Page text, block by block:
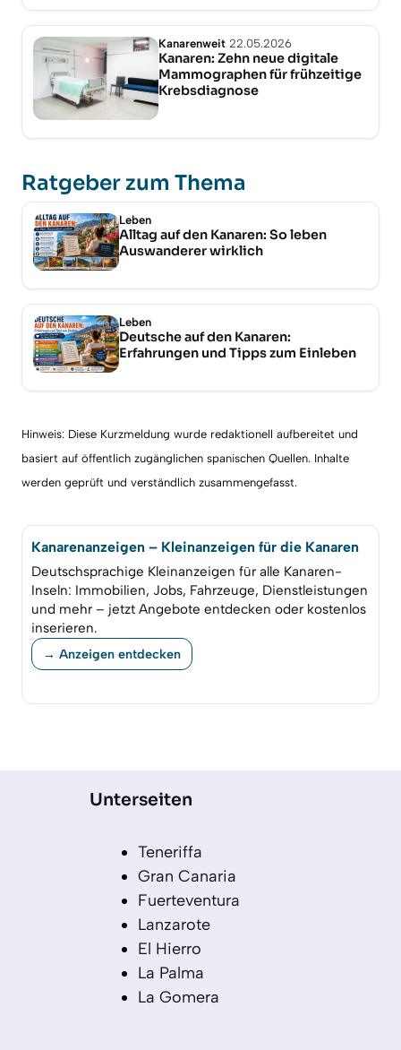
Kanarenweit 22.05.2026
Kanaren: Zehn neue digitale
Mammographen für frühzeitige
Krebsdiagnose
Ratgeber zum Thema
Leben
Alltag auf den Kanaren: So leben
Auswanderer wirklich
Leben
Deutsche auf den Kanaren:
Erfahrungen und Tipps zum Einleben
Hinweis: Diese Kurzmeldung wurde redaktionell aufbereitet und
basiert auf öffentlich zugänglichen spanischen Quellen. Inhalte
werden geprüft und verständlich zusammengefasst.
Kanarenanzeigen – Kleinanzeigen für die Kanaren
Deutschsprachige Kleinanzeigen für alle Kanaren-
Inseln: Immobilien, Jobs, Fahrzeuge, Dienstleistungen
und mehr – jetzt Angebote entdecken oder kostenlos
inserieren.
→ Anzeigen entdecken
Unterseiten
Teneriffa
Gran Canaria
Fuerteventura
Lanzarote
El Hierro
La Palma
La Gomera